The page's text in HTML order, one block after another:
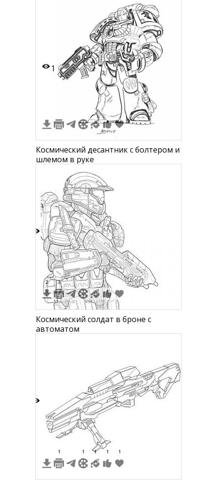
1
Космический десантник с болтером и
шлемом в руке
2 3
Космический солдат в броне с
автоматом
1 1 1 1 1